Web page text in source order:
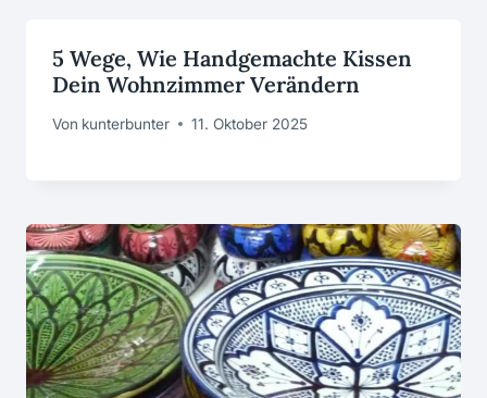
5 Wege, Wie Handgemachte Kissen
Dein Wohnzimmer Verändern
Von kunterbunter 11. Oktober 2025